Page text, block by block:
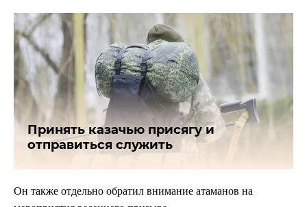
Принять казачью присягу и
отправиться служить
Он также отдельно обратил внимание атаманов на